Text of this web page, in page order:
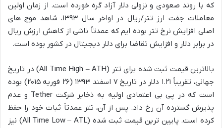
که با روند صعودی و نزولی دلار آزاد گره خورده است. از زمان اولین
معاملات جفت ارز تتر/ریال در اواخر سال ۱۳۹۳، شاهد موج های
اصلی افزایش نرخ تتر بوده ایم که عمدتاً ناشی از کاهش ارزش ریال
در برابر دلار و افزایش تقاضا برای دلار دیجیتال در کشور بوده است.
بالاترین قیمت ثبت شده برای تتر (All Time High – ATH) در تاریخ
جهانی، تقریباً ۱.۲۱ دلار در تاریخ ۷ اسفند ۱۳۹۳ (۲۶ فوریه ۲۰۱۵) بوده
است که در پی بی اعتمادی اولیه به ذخایر شرکت Tether و عدم
پذیرش گسترده آن رخ داد. پس از آن، تتر عمدتاً ثبات خود را حفظ
کرده است. پایین ترین قیمت ثبت شده (All Time Low – ATL) نیز